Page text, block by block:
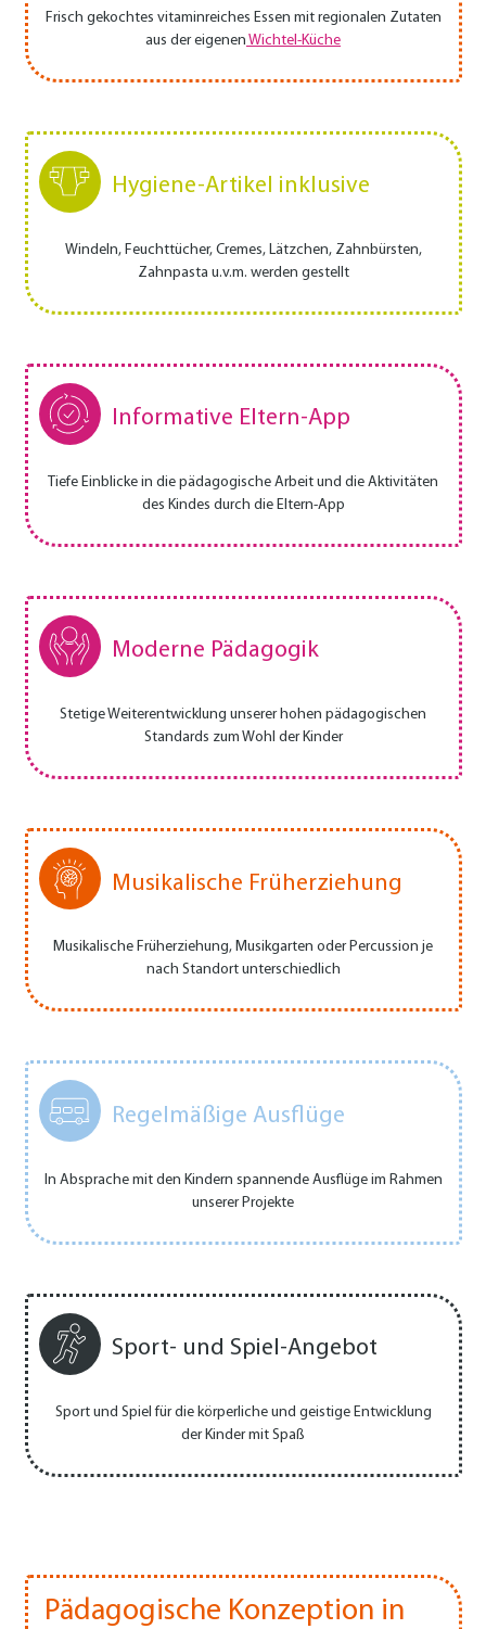
Frisch gekochtes vitaminreiches Essen mit regionalen Zutaten
aus der eigenen Wichtel-Küche
Hygiene-Artikel inklusive
Windeln, Feuchttücher, Cremes, Lätzchen, Zahnbürsten,
Zahnpasta u.v.m. werden gestellt
Informative Eltern-App
Tiefe Einblicke in die pädagogische Arbeit und die Aktivitäten
des Kindes durch die Eltern-App
Moderne Pädagogik
Stetige Weiterentwicklung unserer hohen pädagogischen
Standards zum Wohl der Kinder
Musikalische Früherziehung
Musikalische Früherziehung, Musikgarten oder Percussion je
nach Standort unterschiedlich
Regelmäßige Ausflüge
In Absprache mit den Kindern spannende Ausflüge im Rahmen
unserer Projekte
Sport- und Spiel-Angebot
Sport und Spiel für die körperliche und geistige Entwicklung
der Kinder mit Spaß
Pädagogische Konzeption in